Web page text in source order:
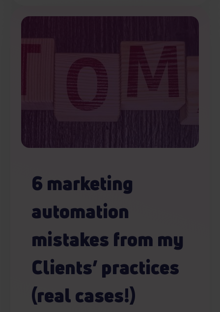
korzystania z ich usług.
6 marketing
automation
mistakes from my
Clients’ practices
(real cases!)